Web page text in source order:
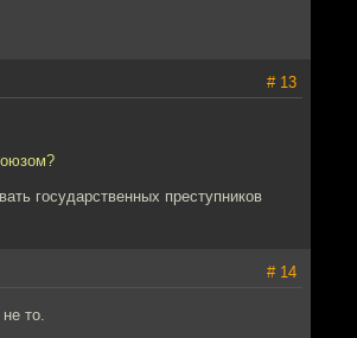
# 13
государственных преступников
# 14
то.